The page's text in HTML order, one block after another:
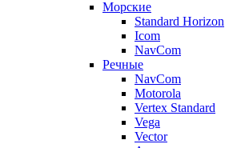
Морские
Standard Horizon
Icom
NavCom
Речные
NavCom
Motorola
Vertex Standard
Vega
Vector